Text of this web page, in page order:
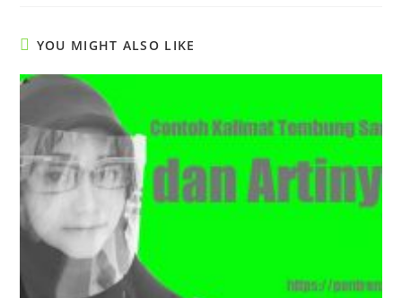
YOU MIGHT ALSO LIKE